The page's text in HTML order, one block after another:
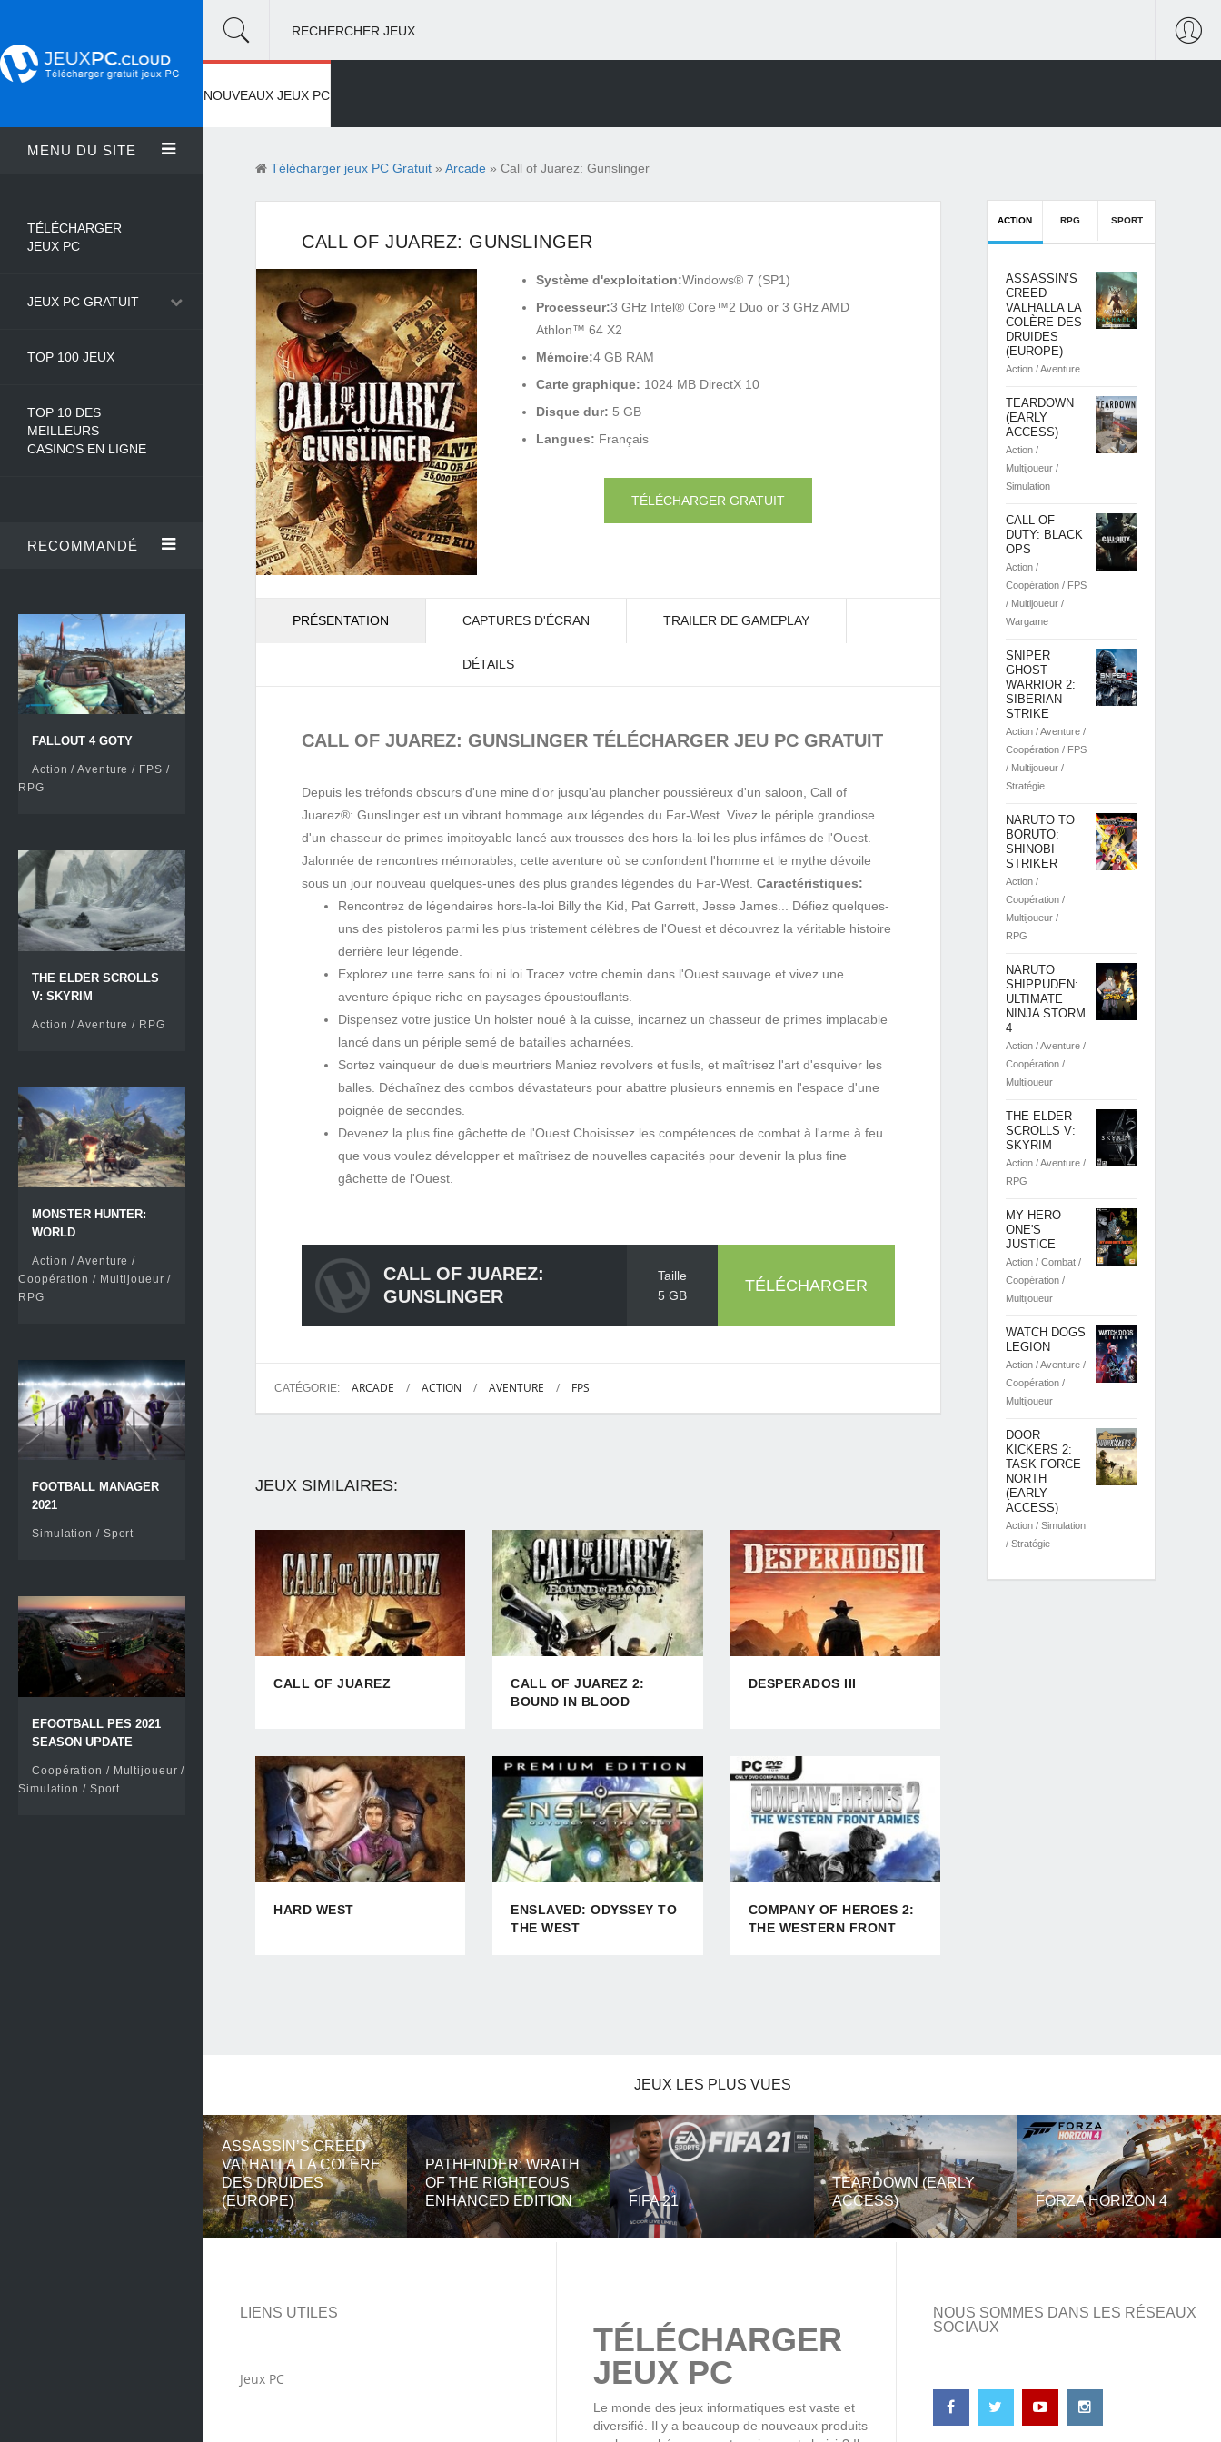
MENU DU SITE
TÉLÉCHARGER
JEUX PC
JEUX PC GRATUIT
TOP 100 JEUX
TOP 10 DES
MEILLEURS
CASINOS EN LIGNE
RECOMMANDÉ
FALLOUT 4 GOTY
Action / Aventure / FPS /
RPG
THE ELDER SCROLLS
V: SKYRIM
Action / Aventure / RPG
MONSTER HUNTER:
WORLD
Action / Aventure /
Coopération / Multijoueur /
RPG
FOOTBALL MANAGER
2021
Simulation / Sport
EFOOTBALL PES 2021
SEASON UPDATE
Coopération / Multijoueur /
Simulation / Sport
RECHERCHER JEUX
NOUVEAUX JEUX PC
Télécharger jeux PC Gratuit » Arcade » Call of Juarez: Gunslinger
CALL OF JUAREZ: GUNSLINGER
Système d'exploitation:Windows® 7 (SP1)
Processeur:3 GHz Intel® Core™2 Duo or 3 GHz AMD
Athlon™ 64 X2
Mémoire:4 GB RAM
Carte graphique: 1024 MB DirectX 10
Disque dur: 5 GB
Langues: Français
TÉLÉCHARGER GRATUIT
PRÉSENTATION CAPTURES D'ÉCRAN TRAILER DE GAMEPLAY
DÉTAILS
CALL OF JUAREZ: GUNSLINGER TÉLÉCHARGER JEU PC GRATUIT
Depuis les tréfonds obscurs d'une mine d'or jusqu'au plancher poussiéreux d'un saloon, Call of
Juarez®: Gunslinger est un vibrant hommage aux légendes du Far-West. Vivez le périple grandiose
d'un chasseur de primes impitoyable lancé aux trousses des hors-la-loi les plus infâmes de l'Ouest.
Jalonnée de rencontres mémorables, cette aventure où se confondent l'homme et le mythe dévoile
sous un jour nouveau quelques-unes des plus grandes légendes du Far-West. Caractéristiques:
Rencontrez de légendaires hors-la-loi Billy the Kid, Pat Garrett, Jesse James... Défiez quelques-
uns des pistoleros parmi les plus tristement célèbres de l'Ouest et découvrez la véritable histoire
derrière leur légende.
Explorez une terre sans foi ni loi Tracez votre chemin dans l'Ouest sauvage et vivez une
aventure épique riche en paysages époustouflants.
Dispensez votre justice Un holster noué à la cuisse, incarnez un chasseur de primes implacable
lancé dans un périple semé de batailles acharnées.
Sortez vainqueur de duels meurtriers Maniez revolvers et fusils, et maîtrisez l'art d'esquiver les
balles. Déchaînez des combos dévastateurs pour abattre plusieurs ennemis en l'espace d'une
poignée de secondes.
Devenez la plus fine gâchette de l'Ouest Choisissez les compétences de combat à l'arme à feu
que vous voulez développer et maîtrisez de nouvelles capacités pour devenir la plus fine
gâchette de l'Ouest.
CALL OF JUAREZ:
GUNSLINGER
Taille
5 GB
TÉLÉCHARGER
CATÉGORIE: ARCADE / ACTION / AVENTURE / FPS
JEUX SIMILAIRES:
CALL OF JUAREZ
CALL OF JUAREZ 2:
BOUND IN BLOOD
DESPERADOS III
HARD WEST
ENSLAVED: ODYSSEY TO
THE WEST
COMPANY OF HEROES 2:
THE WESTERN FRONT
ACTION RPG SPORT
ASSASSIN’S
CREED
VALHALLA LA
COLÈRE DES
DRUIDES
(EUROPE)
Action / Aventure
TEARDOWN
(EARLY
ACCESS)
Action /
Multijoueur /
Simulation
CALL OF
DUTY: BLACK
OPS
Action /
Coopération / FPS
/ Multijoueur /
Wargame
SNIPER
GHOST
WARRIOR 2:
SIBERIAN
STRIKE
Action / Aventure /
Coopération / FPS
/ Multijoueur /
Stratégie
NARUTO TO
BORUTO:
SHINOBI
STRIKER
Action /
Coopération /
Multijoueur /
RPG
NARUTO
SHIPPUDEN:
ULTIMATE
NINJA STORM
4
Action / Aventure /
Coopération /
Multijoueur
THE ELDER
SCROLLS V:
SKYRIM
Action / Aventure /
RPG
MY HERO
ONE'S
JUSTICE
Action / Combat /
Coopération /
Multijoueur
WATCH DOGS
LEGION
Action / Aventure /
Coopération /
Multijoueur
DOOR
KICKERS 2:
TASK FORCE
NORTH
(EARLY
ACCESS)
Action / Simulation
/ Stratégie
JEUX LES PLUS VUES
ASSASSIN’S CREED
VALHALLA LA COLÈRE
DES DRUIDES
(EUROPE)
PATHFINDER: WRATH
OF THE RIGHTEOUS
ENHANCED EDITION
FIFA 21
TEARDOWN (EARLY
ACCESS)
FORZA HORIZON 4
LIENS UTILES
Jeux PC
TÉLÉCHARGER
JEUX PC
Le monde des jeux informatiques est vaste et
diversifié. Il y a beaucoup de nouveaux produits
NOUS SOMMES DANS LES RÉSEAUX
SOCIAUX